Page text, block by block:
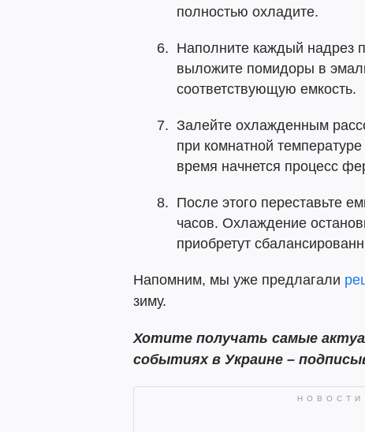
полностью охладите.
Наполните каждый надрез
выложите помидоры в
соответствующую емкость.
Залейте охлажденным
при комнатной
время начнется процесс
После этого переставьте
часов. Охлаждение
приобретут
Напомним, мы уже предлагали
зиму.
Хотите получать самые
событиях в Украине –